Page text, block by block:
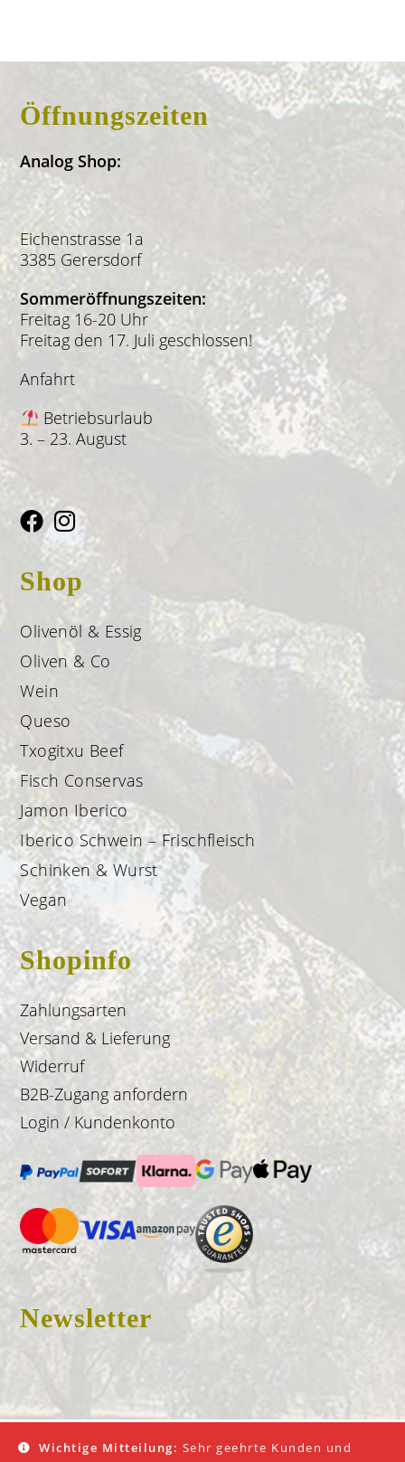
Öffnungszeiten
Analog Shop:
Eichenstrasse 1a
3385 Gerersdorf
Sommeröffnungszeiten:
Freitag 16-20 Uhr
Freitag den 17. Juli geschlossen!
Anfahrt
Betriebsurlaub
3. – 23. August
Shop
Olivenöl & Essig
Oliven & Co
Wein
Queso
Txogitxu Beef
Fisch Conservas
Jamon Iberico
Iberico Schwein – Frischfleisch
Schinken & Wurst
Vegan
Shopinfo
Zahlungsarten
Versand & Lieferung
Widerruf
B2B-Zugang anfordern
Login / Kundenkonto
Newsletter
© 2026 Don Fredo |Impressum|AGB|Datenschutz
Wichtige Mitteilung: Sehr geehrte Kunden und